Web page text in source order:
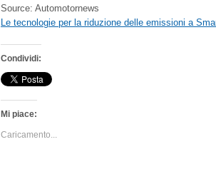
Source: Automotornews
Le tecnologie per la riduzione delle emissioni a
Condividi:
Mi piace:
Caricamento...